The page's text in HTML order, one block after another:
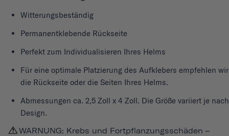
Witterungsbeständig
Permanentklebende Rückseite
Perfekt zum Individualisieren Ihres Helms
Für eine optimale Platzierung des Aufklebers empfehlen wir
die Rückseite oder die Seiten Ihres Helms.
Abmessungen ca. 2,5 Zoll x 4 Zoll. Die Größe variiert je nach
Design.
WARNUNG: Krebs und Fortpflanzungsschäden –